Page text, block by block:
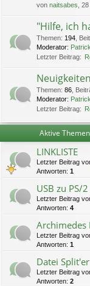
von naitsabes ,
"Hilfe, ich
Themen: 194
Moderator: Patrick
Letzter Beitrag:
Themen: 86
Moderator: Patrick
Letzter Beitrag:
Aktive Themen
LINKLISTE
Letzter Beitrag
Antworten: 1
USB zu PS/
Letzter Beitrag
Antworten: 4
Archimedes
Letzter Beitrag
Antworten: 1
Datei Split'er
Letzter Beitrag
Antworten: 2